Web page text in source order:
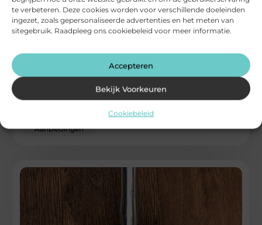
te verbeteren. Deze cookies worden voor verschillende doeleinden
ingezet, zoals gepersonaliseerde advertenties en het meten van
sitegebruik. Raadpleeg ons cookiebeleid voor meer informatie.
Accepteren
Bekijk Voorkeuren
Cookiebeleid
zithouding
Rugklachten ontstaan vaak door langdurig zitten in een
verkeerde houding. Je onderrug krijgt continu druk te
verwerken. Daardoor raken spieren
Aanbiedingen